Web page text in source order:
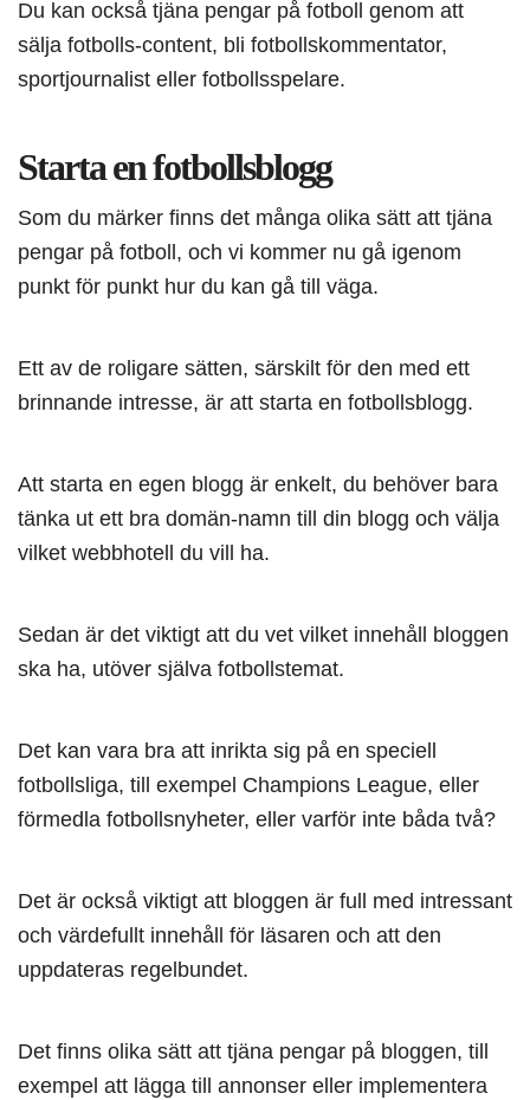
Du kan också tjäna pengar på fotboll genom att
sälja fotbolls-content, bli fotbollskommentator,
sportjournalist eller fotbollsspelare.
Starta en fotbollsblogg
Som du märker finns det många olika sätt att tjäna
pengar på fotboll, och vi kommer nu gå igenom
punkt för punkt hur du kan gå till väga.
Ett av de roligare sätten, särskilt för den med ett
brinnande intresse, är att starta en fotbollsblogg.
Att starta en egen blogg är enkelt, du behöver bara
tänka ut ett bra domän-namn till din blogg och välja
vilket webbhotell du vill ha.
Sedan är det viktigt att du vet vilket innehåll bloggen
ska ha, utöver själva fotbollstemat.
Det kan vara bra att inrikta sig på en speciell
fotbollsliga, till exempel Champions League, eller
förmedla fotbollsnyheter, eller varför inte båda två?
Det är också viktigt att bloggen är full med intressant
och värdefullt innehåll för läsaren och att den
uppdateras regelbundet.
Det finns olika sätt att tjäna pengar på bloggen, till
exempel att lägga till annonser eller implementera